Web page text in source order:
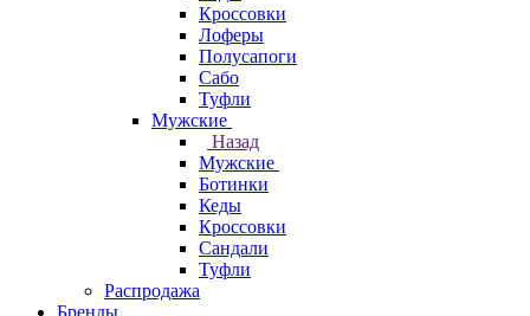
Кроссовки
Лоферы
Полусапоги
Сабо
Туфли
Мужские
Назад
Мужские
Ботинки
Кеды
Кроссовки
Сандали
Туфли
Распродажа
Бренды